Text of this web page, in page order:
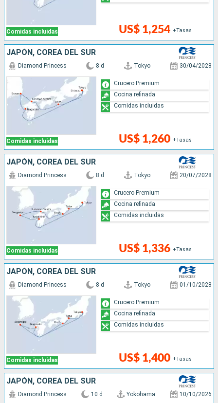
Comidas incluidas US$ 1,254 +Tasas
JAPÓN, COREA DEL SUR
Comidas incluidas
Diamond Princess 8 d Tokyo 30/04/2028
US$ 1,260 +Tasas
Crucero Premium
Cocina refinada
Comidas incluidas
JAPÓN, COREA DEL SUR
Comidas incluidas
Diamond Princess 8 d Tokyo 20/07/2028
US$ 1,336 +Tasas
Crucero Premium
Cocina refinada
Comidas incluidas
JAPÓN, COREA DEL SUR
Comidas incluidas
Diamond Princess 8 d Tokyo 01/10/2028
US$ 1,400 +Tasas
Crucero Premium
Cocina refinada
Comidas incluidas
JAPÓN, COREA DEL SUR
Diamond Princess 10 d Yokohama 10/10/2026